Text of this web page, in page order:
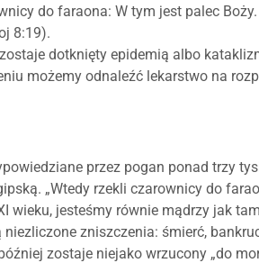
do faraona: W tym jest palec
8:19).
dotknięty epidemią albo
możemy odnaleźć lekarstwo na
przez pogan ponad trzy
„Wtedy rzekli czarownicy do
wieku, jesteśmy równie mądrzy jak
niezliczone zniszczenia: śmierć,
zostaje niejako wrzucony „do